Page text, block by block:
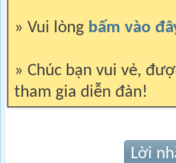
» Vui lòng bấm vào
» Chúc bạn vui vẻ,
tham gia diễn đàn!
Lời